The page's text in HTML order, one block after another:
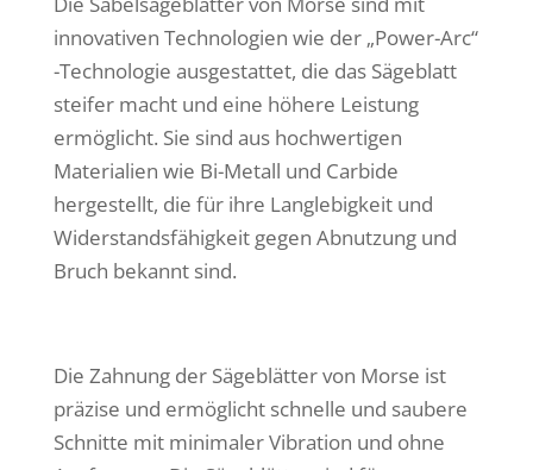
innovativen Technologien wie der „Power-Arc“
-Technologie ausgestattet, die das Sägeblatt
steifer macht und eine höhere Leistung
ermöglicht. Sie sind aus hochwertigen
Materialien wie Bi-Metall und Carbide
hergestellt, die für ihre Langlebigkeit und
Widerstandsfähigkeit gegen Abnutzung und
Bruch bekannt sind.
Die Zahnung der Sägeblätter von Morse ist
präzise und ermöglicht schnelle und saubere
Schnitte mit minimaler Vibration und ohne